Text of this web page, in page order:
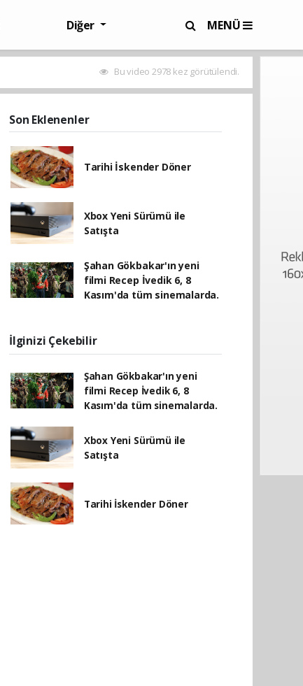
Diğer MENÜ
Bu video 2978 kez görütülendi.
Son Eklenenler
Tarihi İskender Döner
Xbox Yeni Sürümü ile
Satışta
Şahan Gökbakar'ın yeni
filmi Recep İvedik 6, 8
Kasım'da tüm sinemalarda.
İlginizi Çekebilir
Şahan Gökbakar'ın yeni
filmi Recep İvedik 6, 8
Kasım'da tüm sinemalarda.
Xbox Yeni Sürümü ile
Satışta
Tarihi İskender Döner